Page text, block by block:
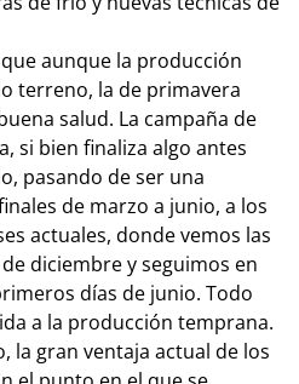
aunque la producción
terreno, la de primavera
salud. La campaña de
si bien finaliza algo antes
pasando de ser una
de marzo a junio, a los
actuales, donde vemos las
diciembre y seguimos en
días de junio. Todo
a la producción temprana.
la gran ventaja actual de los